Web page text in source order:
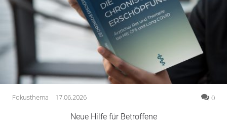
Gesundheit
Wirtschaft
Vogelsberg
Fokusthema 17.06.2026 0
Neue Hilfe für Betroffene